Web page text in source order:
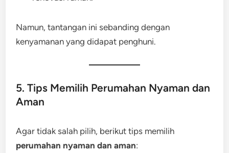
Namun, tantangan ini sebanding dengan
kenyamanan yang didapat penghuni.
5. Tips Memilih Perumahan Nyaman dan
Aman
Agar tidak salah pilih, berikut tips memilih
perumahan nyaman dan aman: